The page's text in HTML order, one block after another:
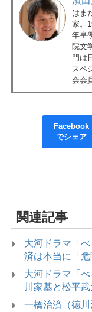
はま
家。
年皇
院文
門は
スペ
会会
Facebook
でシェア
関連記事
大河ドラマ「
済は本当に「
大河ドラマ「
川家基と松平
一橋治済（徳